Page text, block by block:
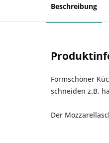
Beschreibung
Formschöner
schneiden z.B.
Der